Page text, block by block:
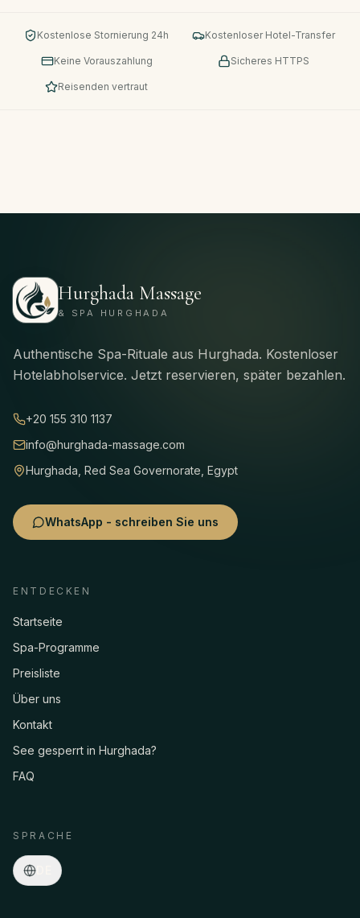
Kostenlose Stornierung 24h Kostenloser Hotel-Transfer
Keine Vorauszahlung Sicheres HTTPS
Reisenden vertraut
Hurghada Massage
& SPA HURGHADA
Authentische Spa-Rituale aus Hurghada. Kostenloser
Hotelabholservice. Jetzt reservieren, später bezahlen.
+20 155 310 1137
info@hurghada-massage.com
Hurghada, Red Sea Governorate, Egypt
WhatsApp - schreiben Sie uns
ENTDECKEN
Startseite
Spa-Programme
Preisliste
Über uns
Kontakt
See gesperrt in Hurghada?
FAQ
SPRACHE